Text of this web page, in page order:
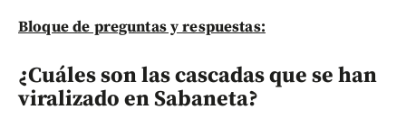
Bloque de preguntas y respuestas:
¿Cuáles son las cascadas que se han
viralizado en Sabaneta?